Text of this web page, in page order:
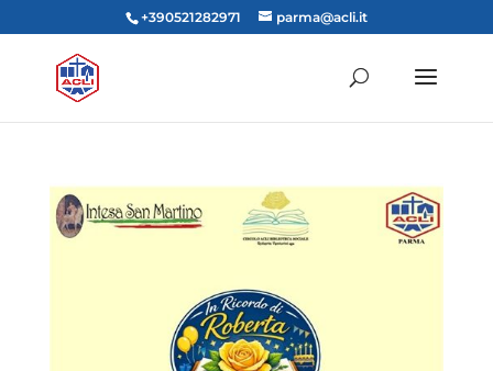
+390521282971 parma@acli.it